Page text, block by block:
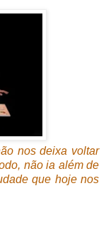
nos deixa voltar
não ia além de
que hoje nos